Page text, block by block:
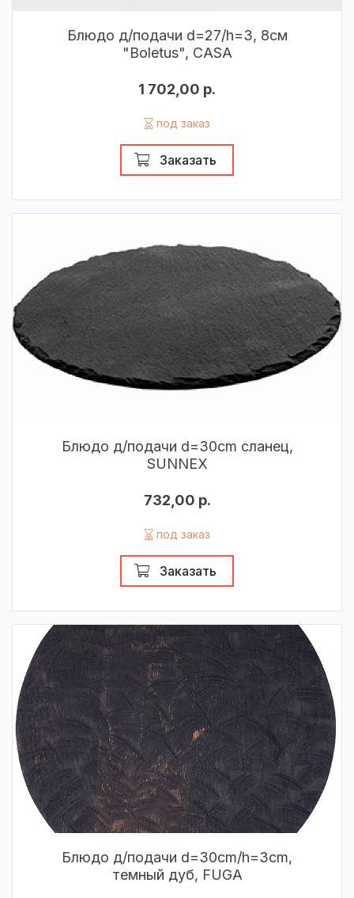
Блюдо д/подачи d=27/h=3, 8см
"Boletus", CASA
1 702,00 р.
под заказ
Заказать
Блюдо д/подачи d=30cm сланец,
SUNNEX
732,00 р.
под заказ
Заказать
Блюдо д/подачи d=30cm/h=3cm,
темный дуб, FUGA